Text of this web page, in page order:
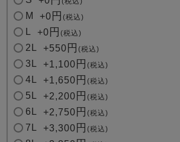
)
M +0 税込
+0 税込
2L +550 税込
3L +1,100 税込
4L +1,650 税込
5L +2,200 税込
6L +2,750 税込
7L +3,300 税込